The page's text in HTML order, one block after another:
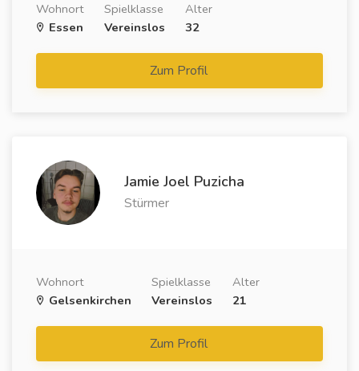
Wohnort
Essen
Spielklasse
Vereinslos
Alter
32
Zum Profil
Jamie Joel Puzicha
Stürmer
Wohnort
Gelsenkirchen
Spielklasse
Vereinslos
Alter
21
Zum Profil